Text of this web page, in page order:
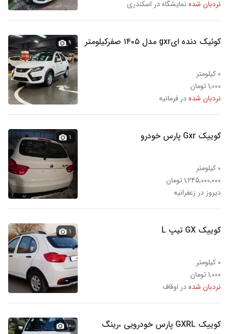
نردبان شده نمایشگاه در اسکندری
کوئیک دنده ایgxr مدل ۱۴۰۵ صفرکیلومتر
۰ کیلومتر
۱,۰۰۰ تومان
نردبان شدهدر فرمانیه
۹
کوییک Gxr پارس خودرو
۰ کیلومتر
۱,۲۴۵,۰۰۰,۰۰۰ تومان
دیروز در زعفرانیه
۱
کوییک GX تیپ L
۰ کیلومتر
۱,۰۰۰ تومان
نردبان شدهدر اوقاف
۱
کوییک GXRL پارس خودرویی ،رینگ
۱۰